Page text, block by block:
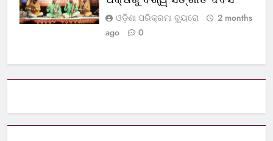
ଓଡ଼ିଶା ପରିକ୍ରମା ବ୍ୟୁରୋ
2 months
ago
0